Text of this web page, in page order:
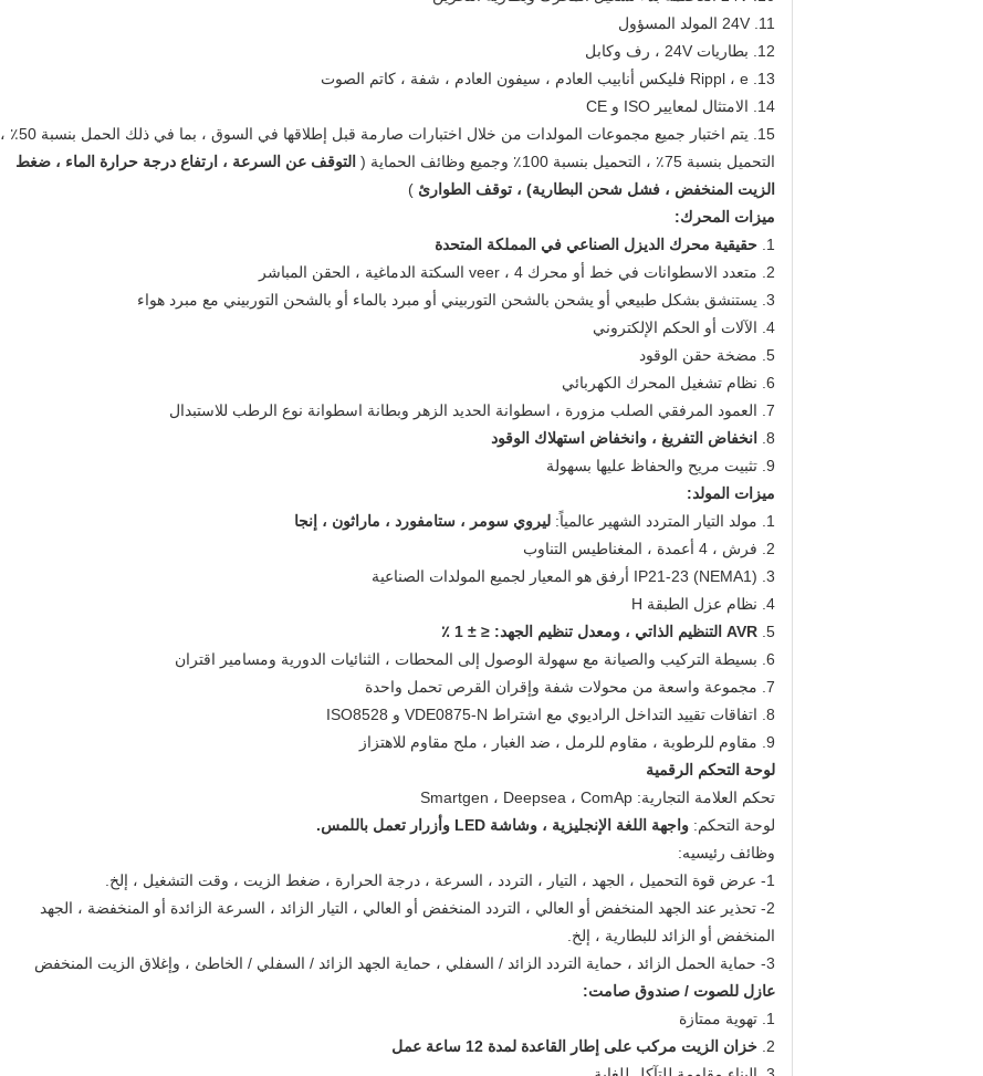
11. 24V المولد المسؤول
12. بطاريات 24V ، رف وكابل
13. Rippl ، e فليكس أنابيب العادم ، سيفون العادم ، شفة ، كاتم الصوت
14. الامتثال لمعايير ISO و CE
15. يتم اختبار جميع مجموعات المولدات من خلال اختبارات صارمة قبل إطلاقها في السوق ، بما في ذلك الحمل بنسبة 50٪ ،
التحميل بنسبة 75٪ ، التحميل بنسبة 100٪ وجميع وظائف الحماية (
التوقف عن السرعة ، ارتفاع درجة حرارة الماء ، ضغط
الزيت المنخفض ، فشل شحن البطارية) ، توقف الطوارئ )
ميزات المحرك:
1. حقيقية محرك الديزل الصناعي في المملكة المتحدة
2. متعدد الاسطوانات في خط أو محرك veer ، 4 السكتة الدماغية ، الحقن المباشر
3. يستنشق بشكل طبيعي أو يشحن بالشحن التوربيني أو مبرد بالماء أو بالشحن التوربيني مع مبرد هواء
4. الآلات أو الحكم الإلكتروني
5. مضخة حقن الوقود
6. نظام تشغيل المحرك الكهربائي
7. العمود المرفقي الصلب مزورة ، اسطوانة الحديد الزهر وبطانة اسطوانة نوع الرطب للاستبدال
8.
انخفاض التفريغ ، وانخفاض استهلاك الوقود
9. تثبيت مريح والحفاظ عليها بسهولة
ميزات المولد:
1. مولد التيار المتردد الشهير عالمياً:
ليروي سومر ، ستامفورد ، ماراثون ، إنجا
2. فرش ، 4 أعمدة ، المغناطيس التناوب
3. IP21-23 (NEMA1) أرفق هو المعيار لجميع المولدات الصناعية
4. نظام عزل الطبقة H
5. AVR التنظيم الذاتي ، ومعدل تنظيم الجهد: ≤ ± 1 ٪
6. بسيطة التركيب والصيانة مع سهولة الوصول إلى المحطات ، الثنائيات الدورية ومسامير اقتران
7. مجموعة واسعة من محولات شفة وإقران القرص تحمل واحدة
8. اتفاقات تقييد التداخل الراديوي مع اشتراط VDE0875-N و ISO8528
9. مقاوم للرطوبة ، مقاوم للرمل ، ضد الغبار ، ملح مقاوم للاهتزاز
لوحة التحكم الرقمية
تحكم العلامة التجارية: Smartgen ، Deepsea ، ComAp
لوحة التحكم: واجهة اللغة الإنجليزية ، وشاشة LED وأزرار تعمل باللمس.
وظائف رئيسيه:
1- عرض قوة التحميل ، الجهد ، التيار ، التردد ، السرعة ، درجة الحرارة ، ضغط الزيت ، وقت التشغيل ، إلخ.
2- تحذير عند الجهد المنخفض أو العالي ، التردد المنخفض أو العالي ، التيار الزائد ، السرعة الزائدة أو المنخفضة ، الجهد
المنخفض أو الزائد للبطارية ، إلخ.
3- حماية الحمل الزائد ، حماية التردد الزائد / السفلي ، حماية الجهد الزائد / السفلي / الخاطئ ، وإغلاق الزيت المنخفض
عازل للصوت / صندوق صامت:
1. تهوية ممتازة
2. خزان الزيت مركب على إطار القاعدة لمدة 12 ساعة عمل